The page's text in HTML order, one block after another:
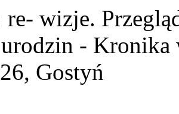
wizje.
- Kronika
Gostyń